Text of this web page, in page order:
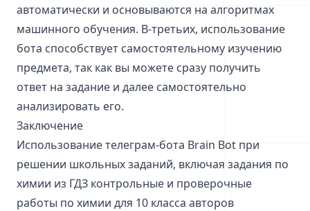
автоматически и основываются на алгоритмах
машинного обучения. В-третьих, использование
бота способствует самостоятельному изучению
предмета, так как вы можете сразу получить
ответ на задание и далее самостоятельно
анализировать его.
Заключение
Использование телеграм-бота Brain Bot при
решении школьных заданий, включая задания по
химии из ГДЗ контрольные и проверочные
работы по химии для 10 класса авторов